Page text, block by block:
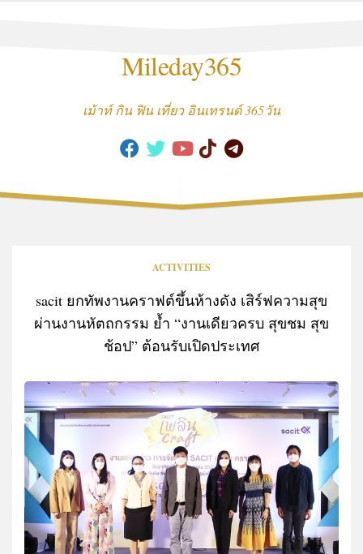
Mileday365
เม้าท์ กิน ฟิน เที่ยว อินเทรนด์ 365วัน
ACTIVITIES
sacit ยกทัพงานคราฟต์ขึ้นห้างดัง เสิร์ฟความสุข
ผ่านงานหัตถกรรม ย้ำ “งานเดียวครบ สุขชม สุข
ช้อป” ต้อนรับเปิดประเทศ